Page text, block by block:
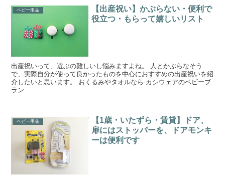
ベビー用品
【出産祝い】かぶらない・便利で
役立つ・もらって嬉しいリスト
出産祝いって、選ぶの難しいし悩みますよね。 人とかぶらなそう
で、実際自分が使って良かったものを中心におすすめの出産祝いを紹
介したいと思います。 おくるみやタオルなら カシウェアのベビーブ
ラン...
ベビー用品
【1歳・いたずら・賃貸】ドア、
扉にはストッパーを、ドアモンキ
ーは便利です